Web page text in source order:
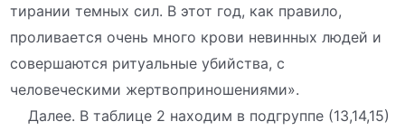
тирании темных сил. В этот год, как правило,
проливается очень много крови невинных людей и
совершаются ритуальные убийства, с
человеческими жертвоприношениями».
Далее. В таблице 2 находим в подгруппе (13,14,15)